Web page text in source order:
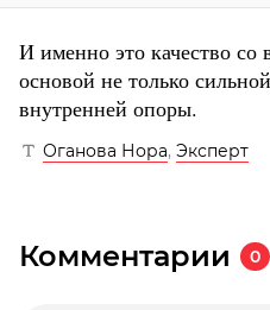
И именно это качество со
основой не только
внутренней опоры.
Оганова Нора, Эксперт
Комментарии 0